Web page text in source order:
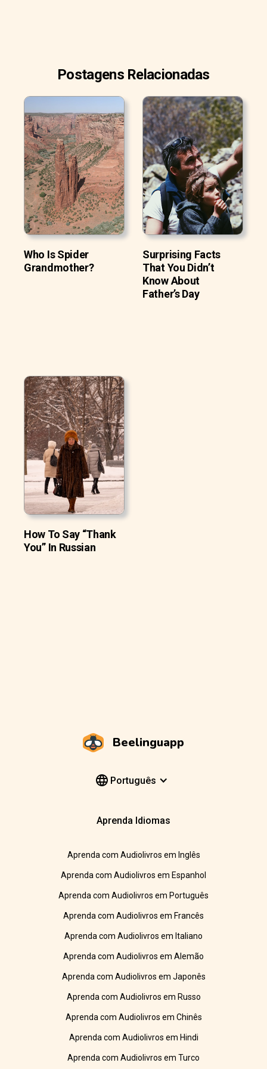
Postagens Relacionadas
Who Is Spider
Grandmother?
Surprising Facts
That You Didn’t
Know About
Father’s Day
How To Say “Thank
You” In Russian
Beelinguapp
Português
Aprenda Idiomas
Aprenda com Audiolivros em Inglês
Aprenda com Audiolivros em Espanhol
Aprenda com Audiolivros em Português
Aprenda com Audiolivros em Francês
Aprenda com Audiolivros em Italiano
Aprenda com Audiolivros em Alemão
Aprenda com Audiolivros em Japonês
Aprenda com Audiolivros em Russo
Aprenda com Audiolivros em Chinês
Aprenda com Audiolivros em Hindi
Aprenda com Audiolivros em Turco